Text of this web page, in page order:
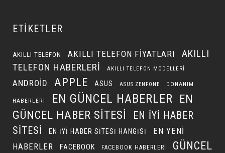
ETIKETLER
AKILLI TELEFON AKILLI TELEFON FIYATLARI
AKILLI
TELEFON HABERLERI
AKILLI TELEFON MODELLERI
ANDROID APPLE ASUS ASUS ZENFONE DONANIM
HABERLERI EN GÜNCEL HABERLER EN
GÜNCEL HABER SITESI
EN IYI HABER
SITESI
EN IYI HABER SITESI HANGISI
EN YENI
HABERLER
FACEBOOK FACEBOOK HABERLERI
GÜNCEL